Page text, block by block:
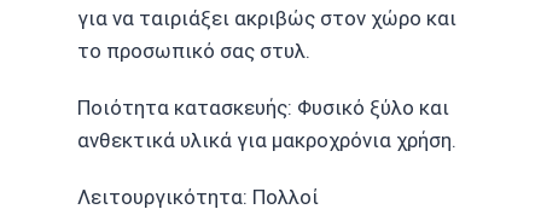
για να ταιριάξει ακριβώς στον χώρο και
το προσωπικό σας στυλ.
Ποιότητα κατασκευής: Φυσικό ξύλο και
ανθεκτικά υλικά για μακροχρόνια χρήση.
Λειτουργικότητα: Πολλοί